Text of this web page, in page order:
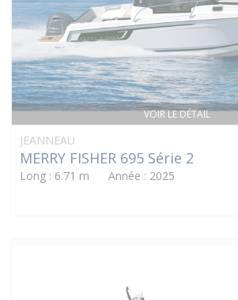
VOIR LE DÉTAIL
JEANNEAU
MERRY FISHER 695 Série 2
Long : 6.71 m Année : 2025